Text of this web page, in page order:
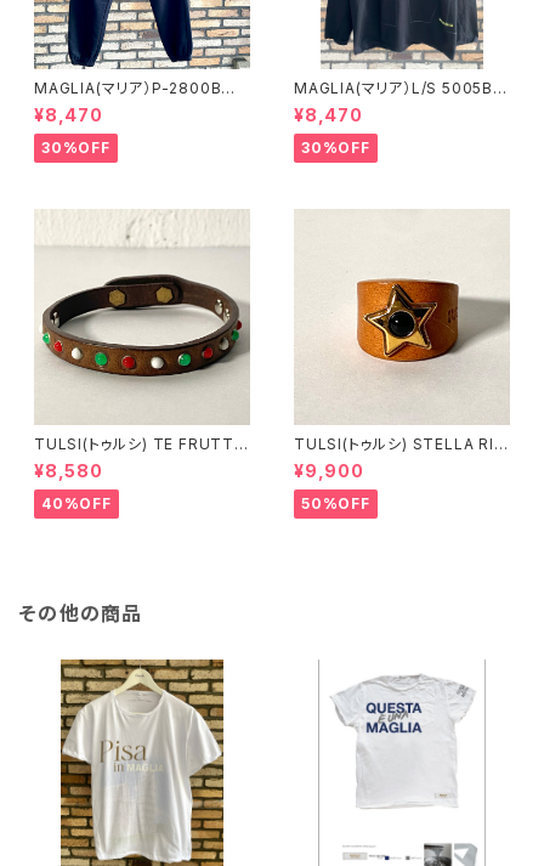
MAGLIA(マリア）P-2800B
ユニセックス スプリングスウ
ェットパンツ ブラック
¥8,470
30%OFF
MAGLIA(マリア）L/S 5005B
ブラックＸブラック ロングスリ
ーブＴシャツ
¥8,470
30%OFF
TULSI(トゥルシ) TE FRUTTI
NO BIANCO ROSSO VERDE
¥8,580
40%OFF
TULSI(トゥルシ) STELLA RIN
G ONICE
¥9,900
50%OFF
その他の商品